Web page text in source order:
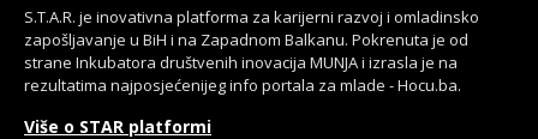
S.T.A.R. je inovativna platforma za karijerni razvoj i omladinsko
zapošljavanje u BiH i na Zapadnom Balkanu. Pokrenuta je od
strane Inkubatora društvenih inovacija MUNJA i izrasla je na
rezultatima najposjećenijeg info portala za mlade - Hocu.ba.
Više o STAR platformi